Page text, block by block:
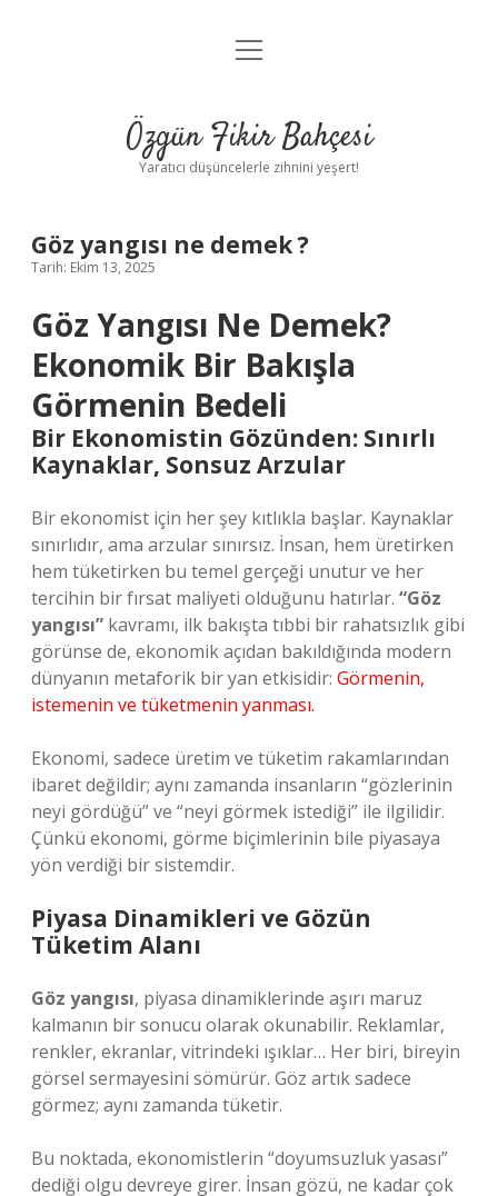
Anasayfa
Yasal Uyarı
menüyü
Özgün Fikir Bahçesi
Yaratıcı düşüncelerle zihnini yeşert!
Göz yangısı ne demek ?
Tarih: Ekim 13, 2025
Göz Yangısı Ne Demek?
Ekonomik Bir Bakışla
Görmenin Bedeli
Bir Ekonomistin Gözünden: Sınırlı
Kaynaklar, Sonsuz Arzular
Bir ekonomist için her şey kıtlıkla başlar. Kaynaklar
sınırlıdır, ama arzular sınırsız. İnsan, hem üretirken
hem tüketirken bu temel gerçeği unutur ve her
tercihin bir fırsat maliyeti olduğunu hatırlar. “Göz
yangısı” kavramı, ilk bakışta tıbbi bir rahatsızlık gibi
görünse de, ekonomik açıdan bakıldığında modern
dünyanın metaforik bir yan etkisidir: Görmenin,
istemenin ve tüketmenin yanması.
Ekonomi, sadece üretim ve tüketim rakamlarından
ibaret değildir; aynı zamanda insanların “gözlerinin
neyi gördüğü” ve “neyi görmek istediği” ile ilgilidir.
Çünkü ekonomi, görme biçimlerinin bile piyasaya
yön verdiği bir sistemdir.
Piyasa Dinamikleri ve Gözün
Tüketim Alanı
Göz yangısı, piyasa dinamiklerinde aşırı maruz
kalmanın bir sonucu olarak okunabilir. Reklamlar,
renkler, ekranlar, vitrindeki ışıklar… Her biri, bireyin
görsel sermayesini sömürür. Göz artık sadece
görmez; aynı zamanda tüketir.
Bu noktada, ekonomistlerin “doyumsuzluk yasası”
dediği olgu devreye girer. İnsan gözü, ne kadar çok